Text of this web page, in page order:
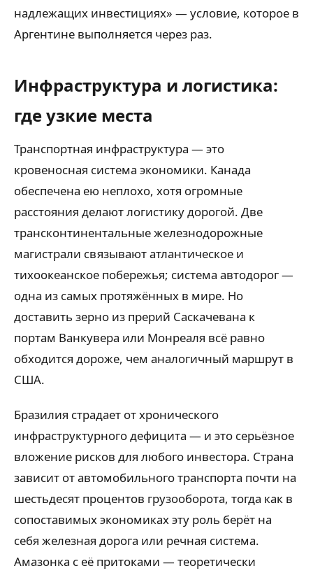
надлежащих инвестициях» — условие, которое в
Аргентине выполняется через раз.
Инфраструктура и логистика:
где узкие места
Транспортная инфраструктура — это
кровеносная система экономики. Канада
обеспечена ею неплохо, хотя огромные
расстояния делают логистику дорогой. Две
трансконтинентальные железнодорожные
магистрали связывают атлантическое и
тихоокеанское побережья; система автодорог —
одна из самых протяжённых в мире. Но
доставить зерно из прерий Саскачевана к
портам Ванкувера или Монреаля всё равно
обходится дороже, чем аналогичный маршрут в
США.
Бразилия страдает от хронического
инфраструктурного дефицита — и это серьёзное
вложение рисков для любого инвестора. Страна
зависит от автомобильного транспорта почти на
шестьдесят процентов грузооборота, тогда как в
сопоставимых экономиках эту роль берёт на
себя железная дорога или речная система.
Амазонка с её притоками — теоретически